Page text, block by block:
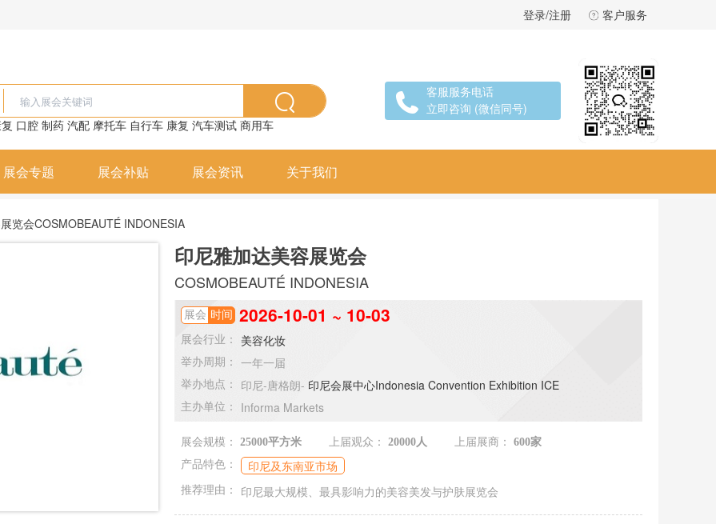
登录/注册 客户服务
口腔 制药 汽配 摩托车 自行车 康复 汽车测试 商用车
客服服务电话
立即咨询 (微信同号)
展会专题 展会补贴 展会资讯 关于我们
览会COSMOBEAUTÉ INDONESIA
印尼雅加达美容展览会
COSMOBEAUTÉ INDONESIA
展会 时间 2026-10-01 ~ 10-03
展会行业： 美容化妆
举办周期： 一年一届
举办地点： 印尼-唐格朗- 印尼会展中心Indonesia Convention Exhibition ICE
主办单位： Informa Markets
展会规模： 25000平方米 上届观众： 20000人 上届展商：
600家
产品特色：
印尼及东南亚市场
推荐理由： 印尼最大规模、最具影响力的美容美发与护肤展览会